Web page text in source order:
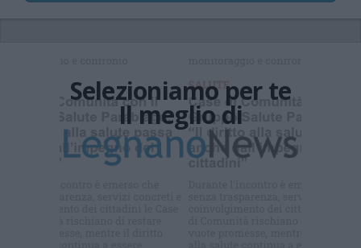
Selezioniamo per te
Il meglio di